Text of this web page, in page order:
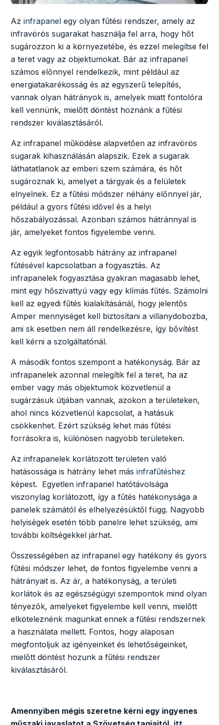
Az infrapanel egy olyan fűtési rendszer, amely az
infravörös sugarakat használja fel arra, hogy hőt
sugározzon ki a környezetébe, és ezzel melegítse fel
a teret vagy az objektumokat. Bár az infrapanel
számos előnnyel rendelkezik, mint például az
energiatakarékosság és az egyszerű telepítés,
vannak olyan hátrányok is, amelyek miatt fontolóra
kell vennünk, mielőtt döntést hoznánk a fűtési
rendszer kiválasztásáról.
Az infrapanel működése alapvetően az infravörös
sugarak kihasználásán alapszik. Ezek a sugarak
láthatatlanok az emberi szem számára, és hőt
sugároznak ki, amelyet a tárgyak és a felületek
elnyelnek. Ez a fűtési módszer néhány előnnyel jár,
például a gyors fűtési idővel és a helyi
hőszabályozással. Azonban számos hátránnyal is
jár, amelyeket fontos figyelembe venni.
Az egyik legfontosabb hátrány az infrapanel
fűtésével kapcsolatban a fogyasztás. Az
infrapanelek fogyasztása gyakran magasabb lehet,
mint egy hőszivattyú vagy egy klímás fűtés. Számolni
kell az egyedi fűtés kialakításánál, hogy jelentős
Amper mennyiséget kell biztosítani a villanydobozba,
ami sk esetben nem áll rendelkezésre, így bővítést
kell kérni a szolgáltatónál.
A második fontos szempont a hatékonyság. Bár az
infrapanelek azonnal melegítik fel a teret, ha az
ember vagy más objektumok közvetlenül a
sugárzásuk útjában vannak, azokon a területeken,
ahol nincs közvetlenül kapcsolat, a hatásuk
csökkenhet. Ezért szükség lehet más fűtési
forrásokra is, különösen nagyobb területeken.
Az infrapanelek korlátozott területen való
hatásossága is hátrány lehet más infrafűtéshez
képest. Egyetlen infrapanel hatótávolsága
viszonylag korlátozott, így a fűtés hatékonysága a
panelek számától és elhelyezésüktől függ. Nagyobb
helyiségek esetén több panelre lehet szükség, ami
további költségekkel járhat.
Összességében az infrapanel egy hatékony és gyors
fűtési módszer lehet, de fontos figyelembe venni a
hátrányait is. Az ár, a hatékonyság, a területi
korlátok és az egészségügyi szempontok mind olyan
tényezők, amelyeket figyelembe kell venni, mielőtt
elköteleznénk magunkat ennek a fűtési rendszernek
a használata mellett. Fontos, hogy alaposan
megfontoljuk az igényeinket és lehetőségeinket,
mielőtt döntést hozunk a fűtési rendszer
kiválasztásáról.
Amennyiben mégis szeretne kérni egy ingyenes